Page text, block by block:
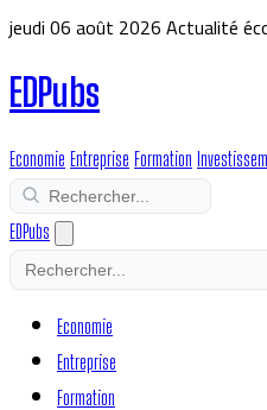
jeudi 06 août 2026Actualité
EDPubs
Economie Entreprise Formation
EDPubs
Economie
Entreprise
Formation